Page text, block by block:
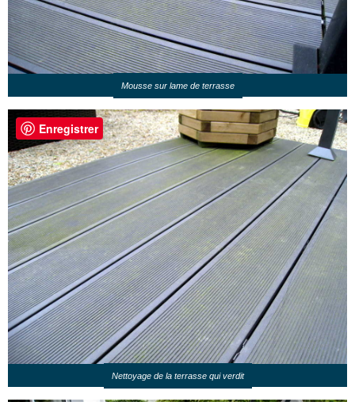
Mousse sur lame de terrasse
Nettoyage de la terrasse qui verdit
Enregistrer